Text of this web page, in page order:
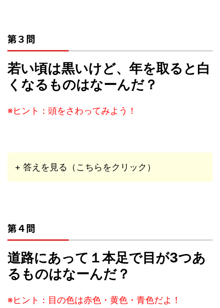
第３問
若い頃は黒いけど、年を取ると白
くなるものはなーんだ？
※ヒント：頭をさわってみよう！
+ 答えを見る（こちらをクリック）
第４問
道路にあって１本足で目が3つあ
るものはなーんだ？
※ヒント：目の色は赤色・黄色・青色だよ！